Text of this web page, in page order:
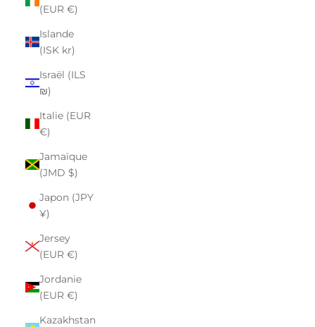
(EUR €)
Islande
(ISK kr)
Israël (ILS
₪)
Italie (EUR
€)
Jamaïque
(JMD $)
Japon (JPY
¥)
Jersey
(EUR €)
Jordanie
(EUR €)
Kazakhstan